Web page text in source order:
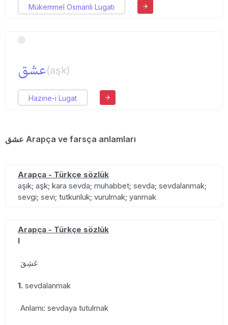
Mükemmel Osmanlı Lugatı
عشق(aşk)
Hazine-i Lugat
عشق Arapça ve farsça anlamları
Arapça - Türkçe sözlük
aşık; aşk; kara sevda; muhabbet; sevda; sevdalanmak;
sevgi; sevi; tutkunluk; vurulmak; yanmak
Arapça - Türkçe sözlük
I
عَشِقَ
1. sevdalanmak
Anlamı: sevdaya tutulmak